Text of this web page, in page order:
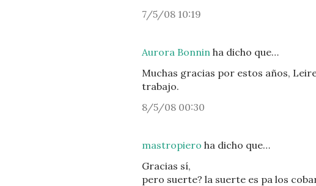
7/5/08 10:19
Aurora Bonnin ha dicho que…
Muchas gracias por estos años,
trabajo.
8/5/08 00:30
mastropiero ha dicho que…
Gracias sí,
pero suerte? la suerte es pa los